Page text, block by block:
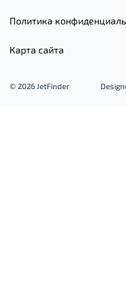
Политика
Карта сайта
© 2026 JetFinder